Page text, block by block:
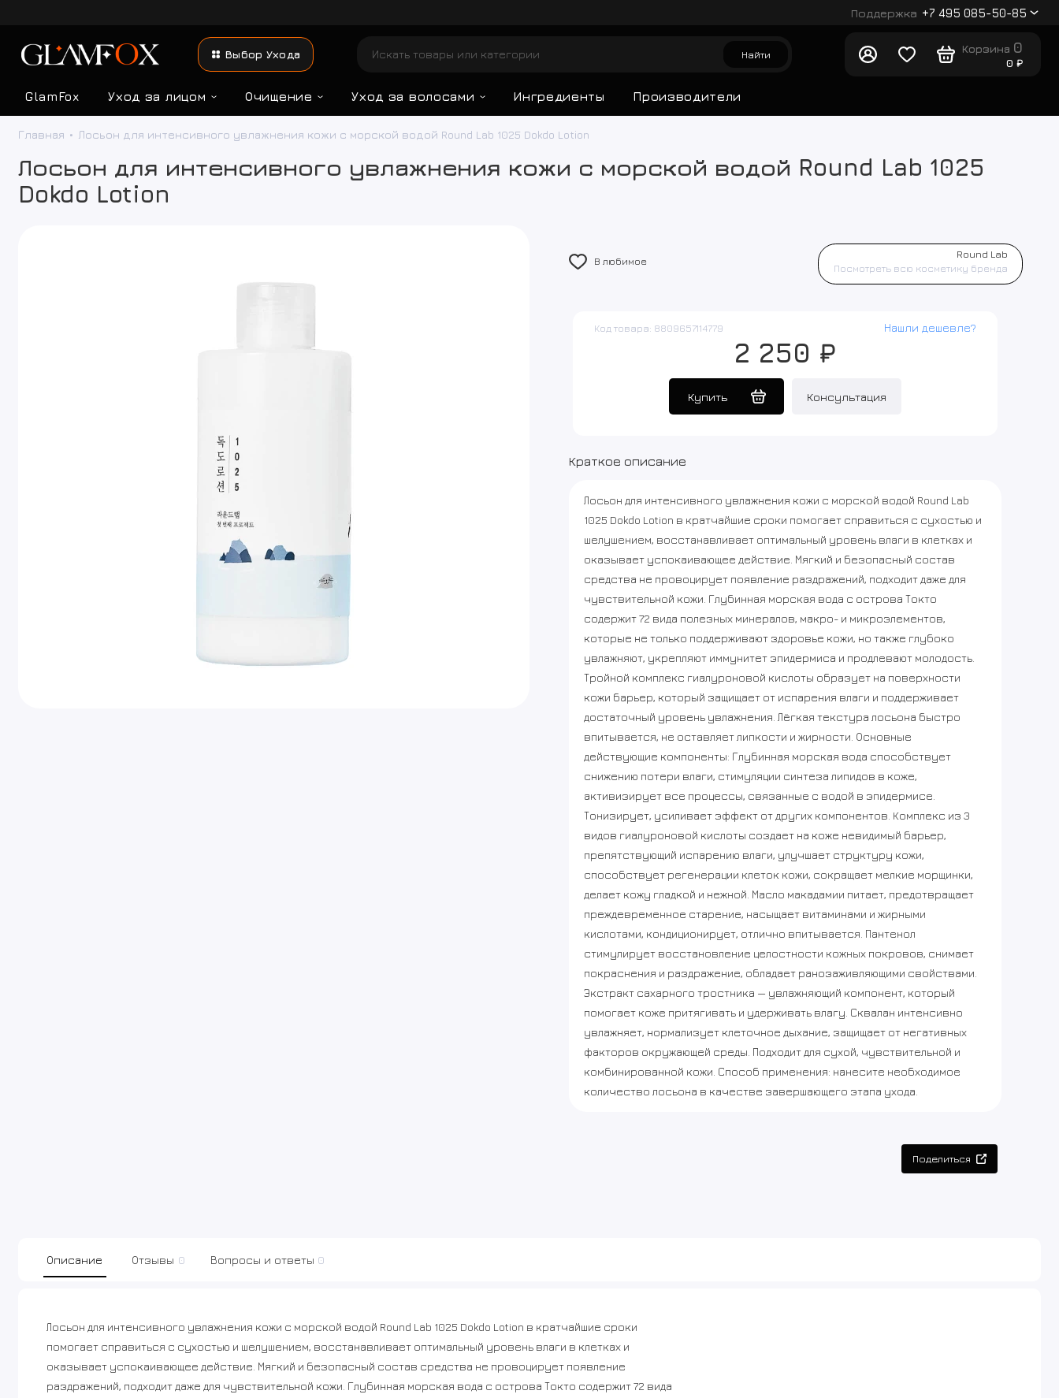
Поддержка +7 495 085-50-85
Выбор Ухода Найти Корзина 0
0 ₽
GlamFox Уход за лицом Очищение Уход за волосами Ингредиенты Производители
Главная Лосьон для интенсивного увлажнения кожи с морской водой Round Lab 1025 Dokdo Lotion
Лосьон для интенсивного увлажнения кожи с морской водой Round Lab 1025
Dokdo Lotion
Код товара: 8809657114779 Нашли дешевле?
2 250 ₽
Купить Консультация
В любимое
Round Lab
Посмотреть всю косметику бренда
Краткое описание
Лосьон для интенсивного увлажнения кожи с морской водой Round Lab
1025 Dokdo Lotion в кратчайшие сроки помогает справиться с сухостью и
шелушением, восстанавливает оптимальный уровень влаги в клетках и
оказывает успокаивающее действие. Мягкий и безопасный состав
средства не провоцирует появление раздражений, подходит даже для
чувствительной кожи. Глубинная морская вода с острова Токто
содержит 72 вида полезных минералов, макро- и микроэлементов,
которые не только поддерживают здоровье кожи, но также глубоко
увлажняют, укрепляют иммунитет эпидермиса и продлевают молодость.
Тройной комплекс гиалуроновой кислоты образует на поверхности
кожи барьер, который защищает от испарения влаги и поддерживает
достаточный уровень увлажнения. Лёгкая текстура лосьона быстро
впитывается, не оставляет липкости и жирности. Основные
действующие компоненты: Глубинная морская вода способствует
снижению потери влаги, стимуляции синтеза липидов в коже,
активизирует все процессы, связанные с водой в эпидермисе.
Тонизирует, усиливает эффект от других компонентов. Комплекс из 3
видов гиалуроновой кислоты создает на коже невидимый барьер,
препятствующий испарению влаги, улучшает структуру кожи,
способствует регенерации клеток кожи, сокращает мелкие морщинки,
делает кожу гладкой и нежной. Масло макадамии питает, предотвращает
преждевременное старение, насыщает витаминами и жирными
кислотами, кондиционирует, отлично впитывается. Пантенол
стимулирует восстановление целостности кожных покровов, снимает
покраснения и раздражение, обладает ранозаживляющими свойствами.
Экстракт сахарного тростника — увлажняющий компонент, который
помогает коже притягивать и удерживать влагу. Сквалан интенсивно
увлажняет, нормализует клеточное дыхание, защищает от негативных
факторов окружающей среды. Подходит для сухой, чувствительной и
комбинированной кожи. Способ применения: нанесите необходимое
количество лосьона в качестве завершающего этапа ухода.
Поделиться
Описание Отзывы 0 Вопросы и ответы 0
Лосьон для интенсивного увлажнения кожи с морской водой Round Lab 1025 Dokdo Lotion в кратчайшие сроки
помогает справиться с сухостью и шелушением, восстанавливает оптимальный уровень влаги в клетках и
оказывает успокаивающее действие. Мягкий и безопасный состав средства не провоцирует появление
раздражений, подходит даже для чувствительной кожи. Глубинная морская вода с острова Токто содержит 72 вида